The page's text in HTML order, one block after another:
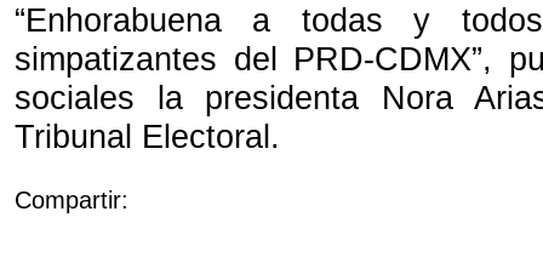
“Enhorabuena a todas y
simpatizantes del PRD-CDMX”,
sociales la presidenta Nora
Tribunal Electoral.
Compartir: